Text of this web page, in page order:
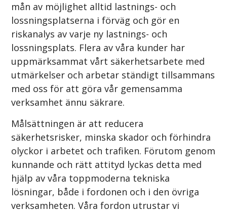
mån av möjlighet alltid lastnings- och
lossningsplatserna i förväg och gör en
riskanalys av varje ny lastnings- och
lossningsplats. Flera av våra kunder har
uppmärksammat vårt säkerhetsarbete med
utmärkelser och arbetar ständigt tillsammans
med oss för att göra vår gemensamma
verksamhet ännu säkrare.
Målsättningen är att reducera
säkerhetsrisker, minska skador och förhindra
olyckor i arbetet och trafiken. Förutom genom
kunnande och rätt attityd lyckas detta med
hjälp av våra toppmoderna tekniska
lösningar, både i fordonen och i den övriga
verksamheten. Våra fordon utrustar vi